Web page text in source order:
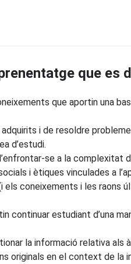
que es
que aportin una
i de resoldre
d’estudi.
se a la complexitat
i ètiques vinculades a
els coneixements i les raons
continuar estudiant d’una
la informació relativa als
originals en el context de la